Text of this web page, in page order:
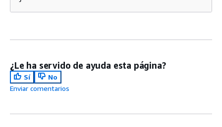
¿Le ha servido de ayuda esta página?
Sí
No
Enviar comentarios